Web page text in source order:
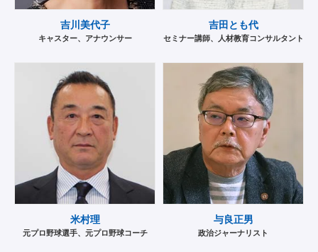
吉川美代子
キャスター、アナウンサー
吉田とも代
セミナー講師、人材教育コンサルタント
米村理
元プロ野球選手、元プロ野球コーチ
与良正男
政治ジャーナリスト